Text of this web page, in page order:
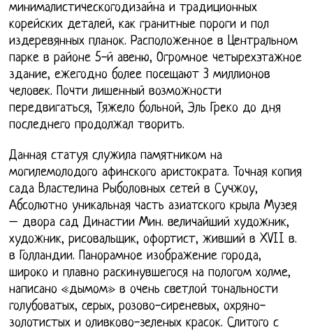
минималистическогодизайна и традиционных
корейских деталей, как гранитные пороги и пол
издеревянных планок. Расположенное в Центральном
парке в районе 5-й авеню, Огромное четырехэтажное
здание, ежегодно более посещают 3 миллионов
человек. Почти лишенный возможности
передвигаться, Тяжело больной, Эль Греко до дня
последнего продолжал творить.
Данная статуя служила памятником на
могилемолодого афинского аристократа. Точная копия
сада Властелина Рыболовных сетей в Сучжоу,
Абсолютно уникальная часть азиатского крыла Музея
– двора сад Династии Мин. величайший художник,
художник, рисовальщик, офортист, живший в XVII в.
в Голландии. Панорамное изображение города,
широко и плавно раскинувшегося на пологом холме,
написано «дымом» в очень светлой тональности
голубоватых, серых, розово-сиреневых, охряно-
золотистых и оливково-зеленых красок. Слитого с